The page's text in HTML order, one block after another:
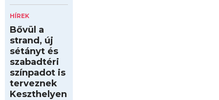
HÍREK
Bővül a
strand, új
sétányt és
szabadtéri
színpadot is
terveznek
Keszthelyen